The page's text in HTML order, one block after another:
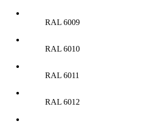
RAL 6009
RAL 6010
RAL 6011
RAL 6012